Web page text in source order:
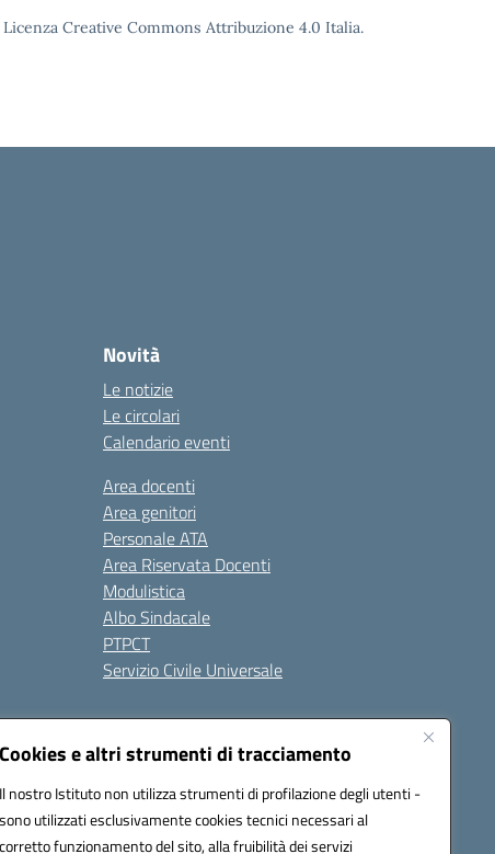
Cookies e altri strumenti di tracciamento
Il nostro Istituto non utilizza strumenti di profilazione degli utenti -
sono utilizzati esclusivamente cookies tecnici necessari al
corretto funzionamento del sito, alla fruibilità dei servizi
Creative Commons Attribuzione 4.0 Italia.
Novità
Le notizie
Le circolari
Calendario eventi
Area docenti
Area genitori
Personale ATA
Area Riservata Docenti
Modulistica
Albo Sindacale
PTPCT
Servizio Civile Universale